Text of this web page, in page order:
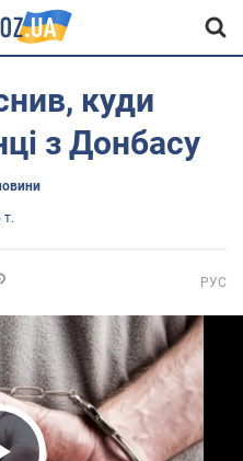
куди
з Донбасу
т.
РУС